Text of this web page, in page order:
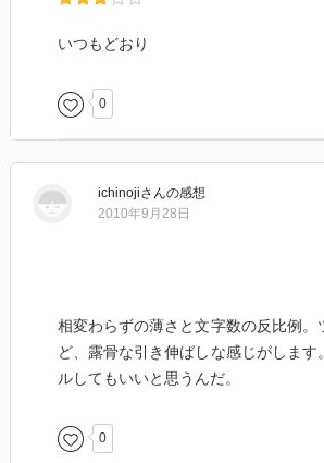
いつもどおり
0
ichinojiさんの感想
2010年9月28日
相変わらずの薄さと文字数の反比例
ど、露骨な引き伸ばしな感じがしま
ルしてもいいと思うんだ。
0